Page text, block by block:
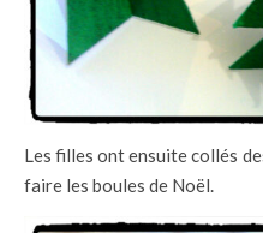
Les filles ont ensuite collés
faire les boules de Noël.